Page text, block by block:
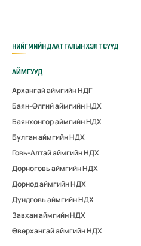
НИЙГМИЙН ДААТГАЛЫН ХЭЛТСҮҮД
АЙМГУУД
Архангай аймгийн НДГ
Баян-Өлгий аймгийн НДХ
Баянхонгор аймгийн НДХ
Булган аймгийн НДХ
Говь-Алтай аймгийн НДХ
Дорноговь аймгийн НДХ
Дорнод аймгийн НДХ
Дундговь аймгийн НДХ
Завхан аймгийн НДХ
Өвөрхангай аймгийн НДХ